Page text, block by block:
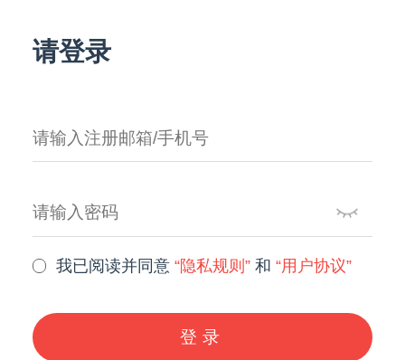
请登录
我已阅读并同意“隐私规则” 和“用户协议”
登录